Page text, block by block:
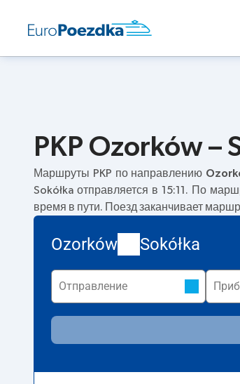
PKP Ozorków –
Маршруты PKP по направлению
Sokółka отправляется в 15:11. По
время в пути. Поезд заканчивает
Ozorków Sokółka